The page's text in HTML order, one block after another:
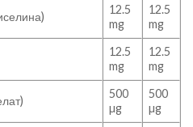
12.5
mg
12.5
mg
12.5
mg
12.5
mg
500
µg
500
µg